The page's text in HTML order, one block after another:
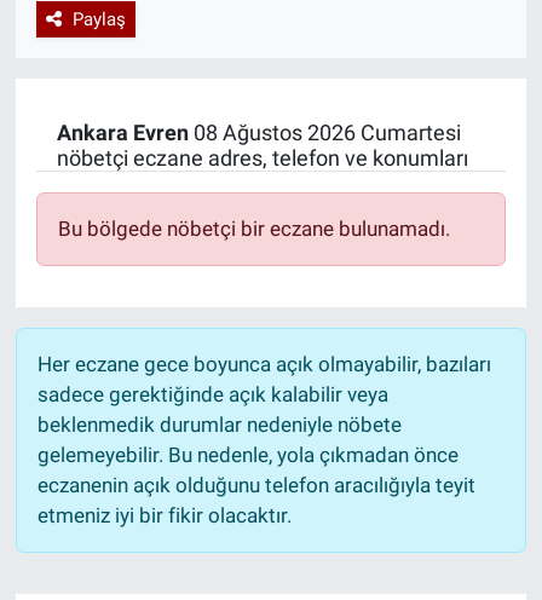
Paylaş
Ankara Evren08 Ağustos 2026 Cumartesi
nöbetçi eczane adres, telefon ve konumları
Bu bölgede nöbetçi bir eczane bulunamadı.
Her eczane gece boyunca açık olmayabilir, bazıları
sadece gerektiğinde açık kalabilir veya
beklenmedik durumlar nedeniyle nöbete
gelemeyebilir. Bu nedenle, yola çıkmadan önce
eczanenin açık olduğunu telefon aracılığıyla teyit
etmeniz iyi bir fikir olacaktır.
Özel Haberler
Dünya
Özel Haberler
Kadın
Teknoloji
Ramazan
Haber Arşivi